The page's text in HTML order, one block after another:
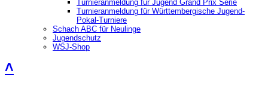
Turnieranmeldung für Jugend Grand Prix Serie
Turnieranmeldung für Württembergische Jugend-
Pokal-Turniere
Schach ABC für Neulinge
Jugendschutz
WSJ-Shop
˄